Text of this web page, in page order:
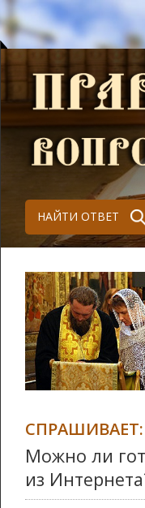
НАЙТИ ОТВЕТ
СПРАШИВАЕТ:
Можно ли
из